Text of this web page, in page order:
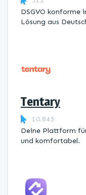
DSGVO konforme
Lösung aus
Tentary
10.843
Deine Plattform
und komfortabel.